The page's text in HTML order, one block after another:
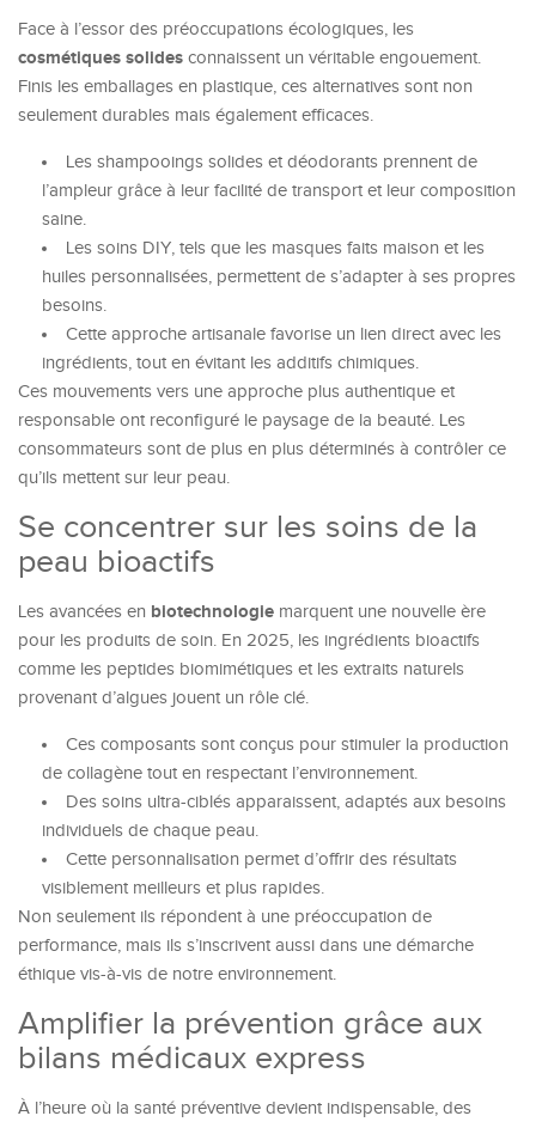
Face à l’essor des préoccupations écologiques, les
cosmétiques solides connaissent un véritable engouement.
Finis les emballages en plastique, ces alternatives sont non
seulement durables mais également efficaces.
Les shampooings solides et déodorants prennent de
l’ampleur grâce à leur facilité de transport et leur composition
saine.
Les soins DIY, tels que les masques faits maison et les
huiles personnalisées, permettent de s’adapter à ses propres
besoins.
Cette approche artisanale favorise un lien direct avec les
ingrédients, tout en évitant les additifs chimiques.
Ces mouvements vers une approche plus authentique et
responsable ont reconfiguré le paysage de la beauté. Les
consommateurs sont de plus en plus déterminés à contrôler ce
qu’ils mettent sur leur peau.
Se concentrer sur les soins de la
peau bioactifs
Les avancées en biotechnologie marquent une nouvelle ère
pour les produits de soin. En 2025, les ingrédients bioactifs
comme les peptides biomimétiques et les extraits naturels
provenant d’algues jouent un rôle clé.
Ces composants sont conçus pour stimuler la production
de collagène tout en respectant l’environnement.
Des soins ultra-ciblés apparaissent, adaptés aux besoins
individuels de chaque peau.
Cette personnalisation permet d’offrir des résultats
visiblement meilleurs et plus rapides.
Non seulement ils répondent à une préoccupation de
performance, mais ils s’inscrivent aussi dans une démarche
éthique vis-à-vis de notre environnement.
Amplifier la prévention grâce aux
bilans médicaux express
À l’heure où la santé préventive devient indispensable, des